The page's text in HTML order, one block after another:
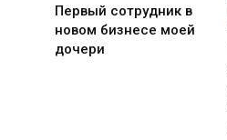
Первый сотрудник в
новом бизнесе моей
дочери